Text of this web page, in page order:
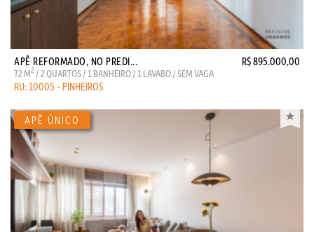
APÊ REFORMADO, NO PREDI... R$ 895.000,00
72 M2 / 2 QUARTOS / 1 BANHEIRO / 1 LAVABO / SEM VAGA
RU: 10005 - PINHEIROS